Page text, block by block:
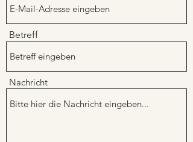
Betreff
Nachricht